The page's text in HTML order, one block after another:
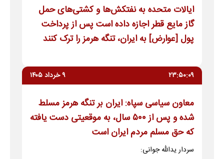
ایالات متحده به نفتکش‌ها و کشتی‌های حمل
گاز مایع قطر اجازه داده است پس از پرداخت
پول [عوارض] به ایران، تنگه هرمز را ترک کنند
۲۳:۵۰:۰۹ ۹ خرداد ۱۴۰۵
معاون سیاسی سپاه: ایران بر تنگه هرمز مسلط
شده و پس از ۵۰۰ سال، به موقعیتی دست یافته
که حق مسلم مردم ایران است
سردار یدالله جوانی: